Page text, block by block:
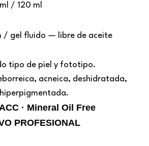
/ 120 ml
/ gel fluido — libre de aceite
tipo de piel y fototipo.
acneica, deshidratada,
· Mineral Oil Free
PROFESIONAL